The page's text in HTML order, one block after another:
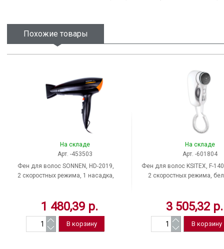
Похожие товары
На складе
Арт. -453503
Фен для волос SONNEN, HD-2019,
2 скоростных режима, 1 насадка,
1 480,39 р.
На складе
Арт. -601804
Фен для волос KSITEX, F-
2 скоростных режима,
3 505,32 р.